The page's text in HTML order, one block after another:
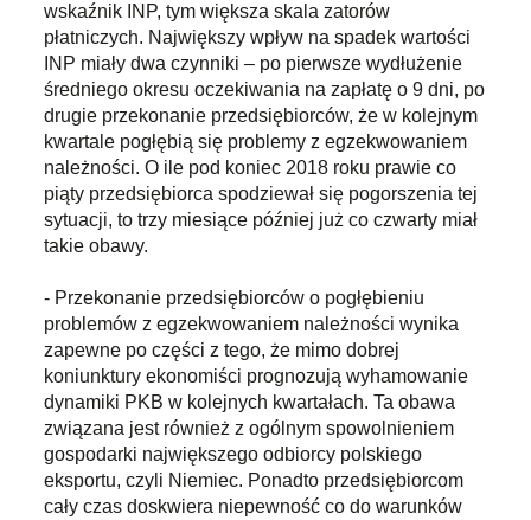
wskaźnik INP, tym większa skala zatorów
płatniczych. Największy wpływ na spadek wartości
INP miały dwa czynniki – po pierwsze wydłużenie
średniego okresu oczekiwania na zapłatę o 9 dni, po
drugie przekonanie przedsiębiorców, że w kolejnym
kwartale pogłębią się problemy z egzekwowaniem
należności. O ile pod koniec 2018 roku prawie co
piąty przedsiębiorca spodziewał się pogorszenia tej
sytuacji, to trzy miesiące później już co czwarty miał
takie obawy.
- Przekonanie przedsiębiorców o pogłębieniu
problemów z egzekwowaniem należności wynika
zapewne po części z tego, że mimo dobrej
koniunktury ekonomiści prognozują wyhamowanie
dynamiki PKB w kolejnych kwartałach. Ta obawa
związana jest również z ogólnym spowolnieniem
gospodarki największego odbiorcy polskiego
eksportu, czyli Niemiec. Ponadto przedsiębiorcom
cały czas doskwiera niepewność co do warunków